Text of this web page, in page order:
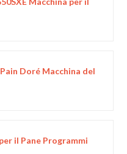
Doré Macchina del
il Pane Programmi